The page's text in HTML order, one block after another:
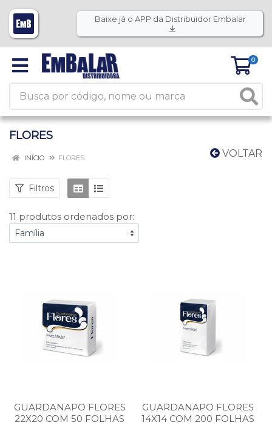
Baixe já o APP da Distribuidor Embalar
0
FLORES
VOLTAR
INÍCIO FLORES
Filtros
11 produtos ordenados por:
GUARDANAPO FLORES
22X20 COM 50 FOLHAS
GUARDANAPO FLORES
14X14 COM 200 FOLHAS